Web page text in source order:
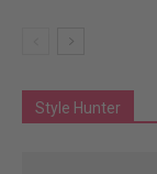
Style Hunter